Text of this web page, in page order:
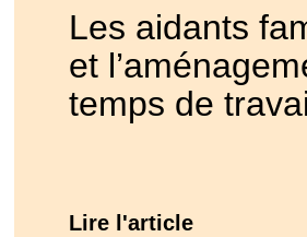
Les aidants
et
temps de
Lire l'article